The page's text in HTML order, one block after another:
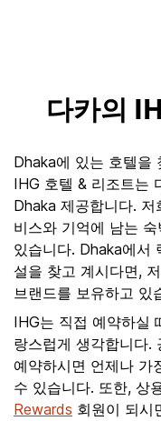
다카의
Dhaka에 있는 호텔을
IHG 호텔 & 리조트는
Dhaka 제공합니다.
비스와 기억에 남는
있습니다. Dhaka에서
설을 찾고 계시다면,
브랜드를 보유하고 있
IHG는 직접 예약하실
랑스럽게 생각합니다.
예약하시면 언제나 가
수 있습니다. 또한, 상
Rewards 회원이 되시